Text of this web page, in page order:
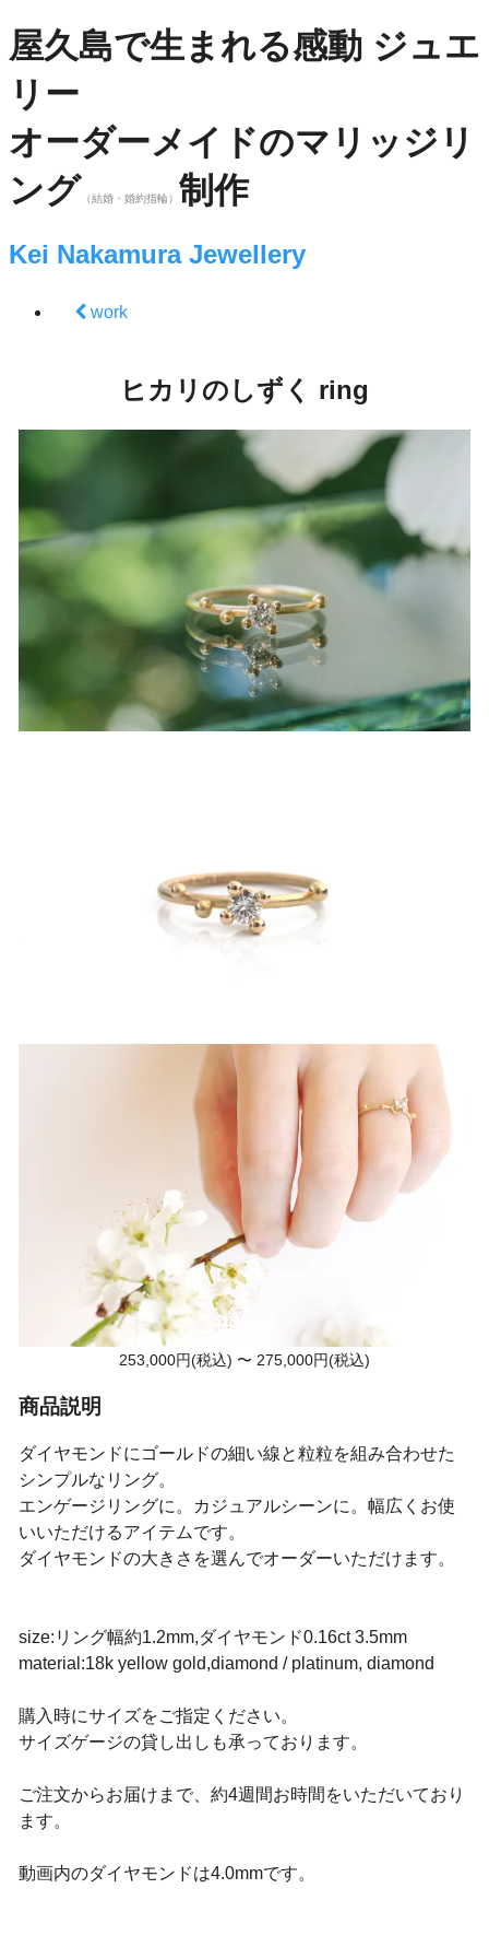
屋久島で生まれる感動 ジュエ
リー
オーダーメイドのマリッジリ
ング （結婚・婚約指輪） 制作
Kei Nakamura Jewellery
work
ヒカリのしずく ring
253,000円(税込) 〜 275,000円(税込)
商品説明
ダイヤモンドにゴールドの細い線と粒粒を組み合わせた
シンプルなリング。
エンゲージリングに。カジュアルシーンに。幅広くお使
いいただけるアイテムです。
ダイヤモンドの大きさを選んでオーダーいただけます。
size:リング幅約1.2mm,ダイヤモンド0.16ct 3.5mm
material:18k yellow gold,diamond / platinum, diamond
購入時にサイズをご指定ください。
サイズゲージの貸し出しも承っております。
ご注文からお届けまで、約4週間お時間をいただいており
ます。
動画内のダイヤモンドは4.0mmです。